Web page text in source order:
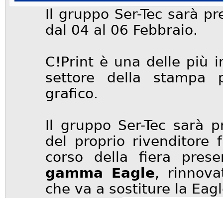
Il gruppo Ser-Tec sarà
dal 04 al 06 Febbraio.
C!Print è una delle più
settore della stampa
grafico.
Il gruppo Ser-Tec sarà
del proprio rivenditore
corso della fiera
gamma Eagle,
che va a sostiture la